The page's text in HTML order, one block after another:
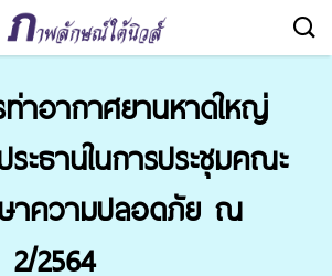
าอากาศยานหาดใหญ่
ะธานในการประชุมคณะ
าความปลอดภัย ณ
2564